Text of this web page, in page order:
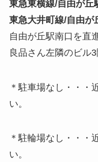
東急東横線/自由が丘
東急大井町線/自由が
自由が丘駅南口を直
良品さん左隣のビル3
＊駐車場なし・・・
い。
＊駐輪場なし・・・
い。